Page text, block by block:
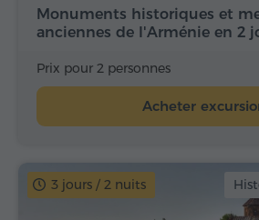
Monuments historiques et
anciennes de l'Arménie en 2
Prix pour 2 personnes
Acheter
3 jours / 2 nuits